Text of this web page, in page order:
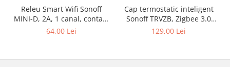
Releu Smart Wifi Sonoff
MINI-D, 2A, 1 canal, contact
uscat AC-DC, Matter
64,00 Lei
Cap termostatic inteligent
Sonoff TRVZB, Zigbee 3.0
pentru calorifer
129,00 Lei